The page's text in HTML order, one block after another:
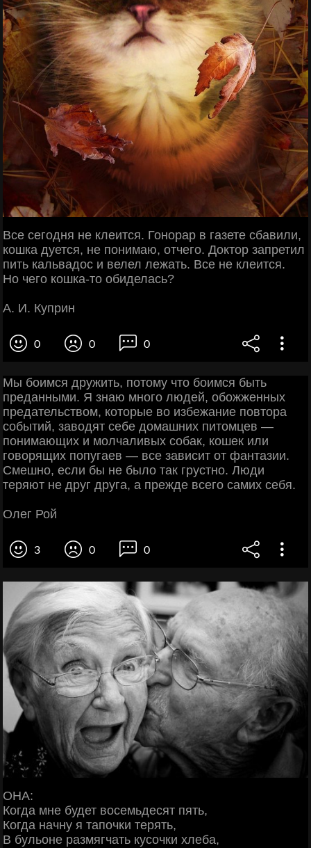
Все сегодня не клеится. Гонорар в газете сбавили,
кошка дуется, не понимаю, отчего. Доктор запретил
пить кальвадос и велел лежать. Все не клеится.
Но чего кошка-то обиделась?
А. И. Куприн
0 0 0
Мы боимся дружить, потому что боимся быть
преданными. Я знаю много людей, обожженных
предательством, которые во избежание повтора
событий, заводят себе домашних питомцев —
понимающих и молчаливых собак, кошек или
говорящих попугаев — все зависит от фантазии.
Смешно, если бы не было так грустно. Люди
теряют не друг друга, а прежде всего самих себя.
Олег Рой
3 0 0
ОНА:
Когда мне будет восемьдесят пять,
Когда начну я тапочки терять,
В бульоне размягчать кусочки хлеба,